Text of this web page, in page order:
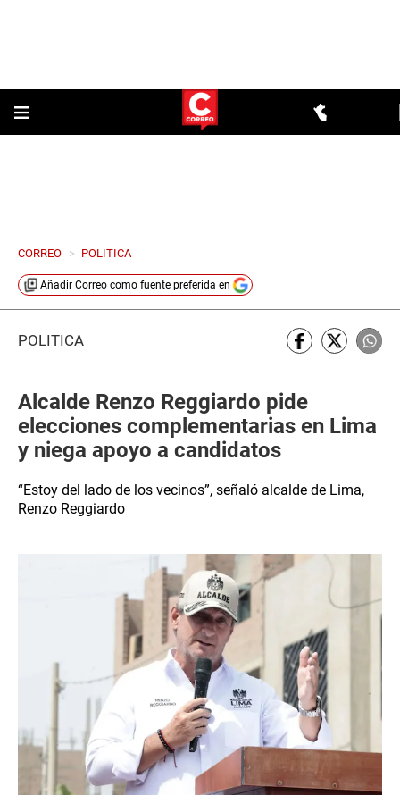
CORREO > POLITICA
Añadir Correo como fuente preferida en
POLÍTICA
Alcalde Renzo Reggiardo pide
elecciones complementarias en Lima
y niega apoyo a candidatos
“Estoy del lado de los vecinos”, señaló alcalde de Lima,
Renzo Reggiardo